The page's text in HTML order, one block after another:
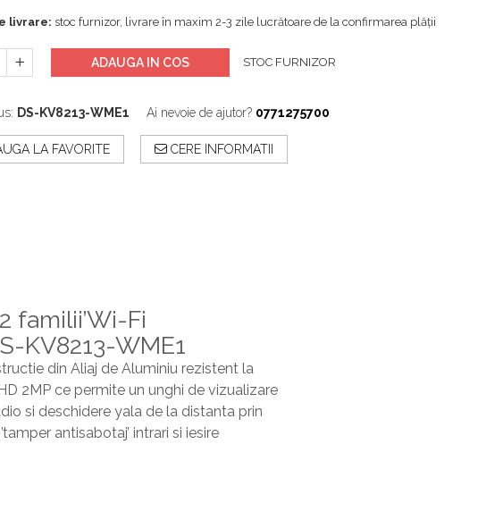
livrare: stoc furnizor, livrare în maxim 2-3 zile lucrătoare de la confirmarea plății
ADAUGA IN COS STOC FURNIZOR
DS-KV8213-WME1 Ai nevoie de ajutor? 0771275700
LA FAVORITE CERE INFORMATII
familii’Wi-Fi
KV8213-WME1
din Aliaj de Aluminiu rezistent la
2MP ce permite un unghi de vizualizare
si deschidere yala de la distanta prin
antisabotaj’ intrari si iesire